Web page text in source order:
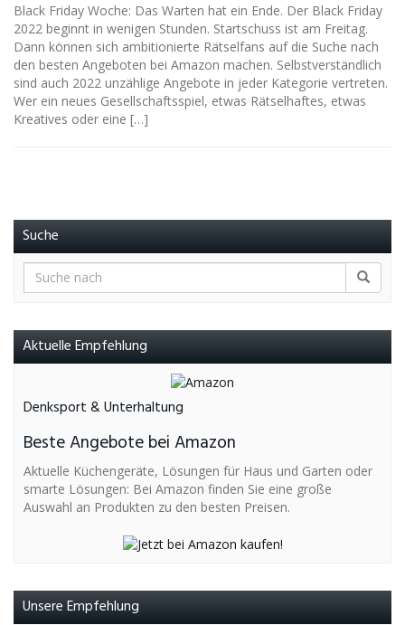
Black Friday Woche: Das Warten hat ein Ende. Der Black Friday
2022 beginnt in wenigen Stunden. Startschuss ist am Freitag.
Dann können sich ambitionierte Rätselfans auf die Suche nach
den besten Angeboten bei Amazon machen. Selbstverständlich
sind auch 2022 unzählige Angebote in jeder Kategorie vertreten.
Wer ein neues Gesellschaftsspiel, etwas Rätselhaftes, etwas
Kreatives oder eine […]
Suche
Aktuelle Empfehlung
Denksport & Unterhaltung
Beste Angebote bei Amazon
Aktuelle Küchengeräte, Lösungen für Haus und Garten oder
smarte Lösungen: Bei Amazon finden Sie eine große
Auswahl an Produkten zu den besten Preisen.
Unsere Empfehlung